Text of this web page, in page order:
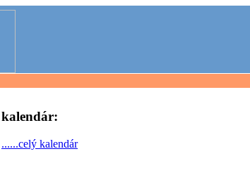
kalendár:
......celý kalendár